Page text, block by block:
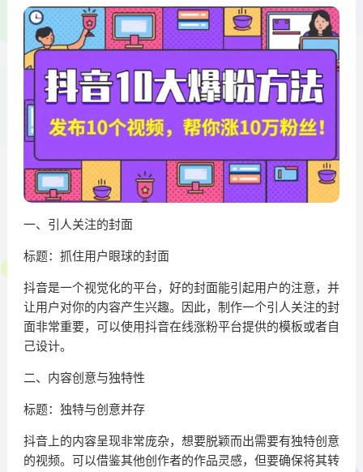
一、引人关注的封面
标题：抓住用户眼球的封面
抖音是一个视觉化的平台，好的封面能引起用户的注意，并
让用户对你的内容产生兴趣。因此，制作一个引人关注的封
面非常重要，可以使用抖音在线涨粉平台提供的模板或者自
己设计。
二、内容创意与独特性
标题：独特与创意并存
抖音上的内容呈现非常庞杂，想要脱颖而出需要有独特创意
的视频。可以借鉴其他创作者的作品灵感，但要确保将其转